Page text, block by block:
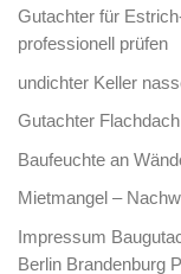
Gutachter für
professionell prüfen
undichter Keller
Gutachter
Baufeuchte an
Mietmangel –
Impressum
Berlin Brandenburg